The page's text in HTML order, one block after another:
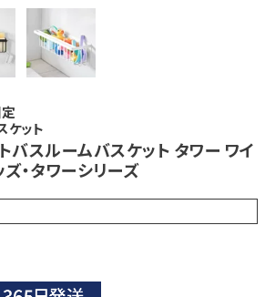
ケット
バスルームバスケット タワー ワイ
・タワーシリーズ